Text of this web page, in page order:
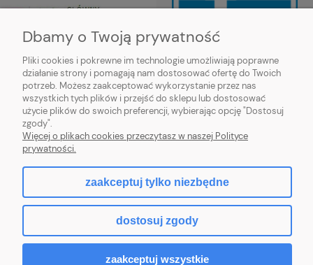
Wojewódzki Inspektorat Weterynarii
w Siedlcach ul. Kazimierzowska 29,
08-110 Siedlce
https://mazowsze.wiw.gov.pl/
pokaż pełną wersję strony
Sklep internetowy Shoper.pl
Dbamy o Twoją prywatność
Pliki cookies i pokrewne im technologie umożliwiają poprawne
działanie strony i pomagają nam dostosować ofertę do Twoich
potrzeb. Możesz zaakceptować wykorzystanie przez nas
wszystkich tych plików i przejść do sklepu lub dostosować
użycie plików do swoich preferencji, wybierając opcję "Dostosuj
zgody".
Więcej o plikach cookies przeczytasz w naszej Polityce
prywatności.
zaakceptuj tylko niezbędne
dostosuj zgody
zaakceptuj wszystkie